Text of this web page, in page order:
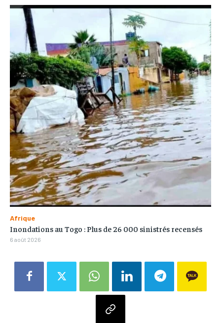
Afrique
Inondations au Togo : Plus de 26 000 sinistrés recensés
6 août 2026